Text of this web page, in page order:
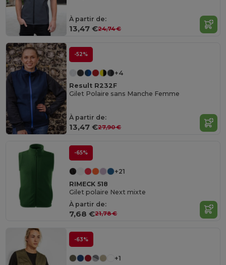
À partir de:
13,47 €24,74 €
-52%
+4
Result R232F
Gilet Polaire sans Manche Femme
À partir de:
13,47 €27,90 €
-65%
+21
RIMECK 518
Gilet polaire Next mixte
À partir de:
7,68 €21,78 €
-63%
+1